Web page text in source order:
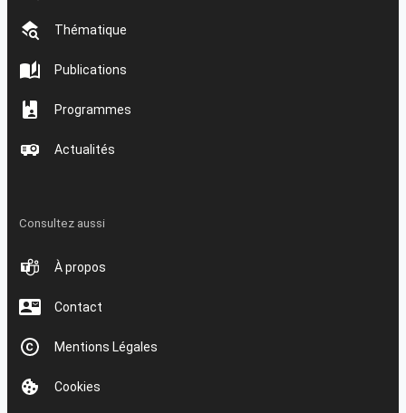
Thématique
Publications
Programmes
Actualités
Consultez aussi
À propos
Contact
Mentions Légales
Cookies